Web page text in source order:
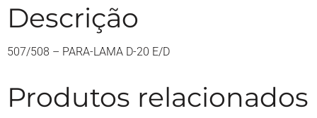
Descrição
507/508 – PARA-LAMA D-20 E/D
Produtos relacionados